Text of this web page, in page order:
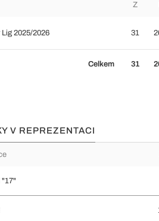
Z
Lig 2025/2026 31
Celkem 31
V REPREZENTACI
"17"